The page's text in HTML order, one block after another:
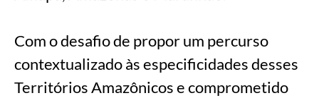
Com o desafio de propor um percurso
contextualizado às especificidades desses
Territórios Amazônicos e comprometido